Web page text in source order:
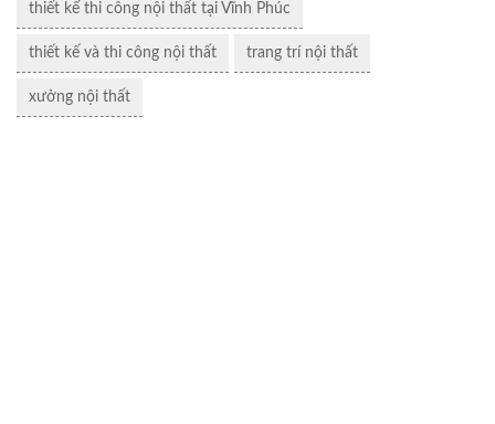
thiết kế thi công nội thất tại Vĩnh Phúc
thiết kế và thi công nội thất trang trí nội thất
xưởng nội thất